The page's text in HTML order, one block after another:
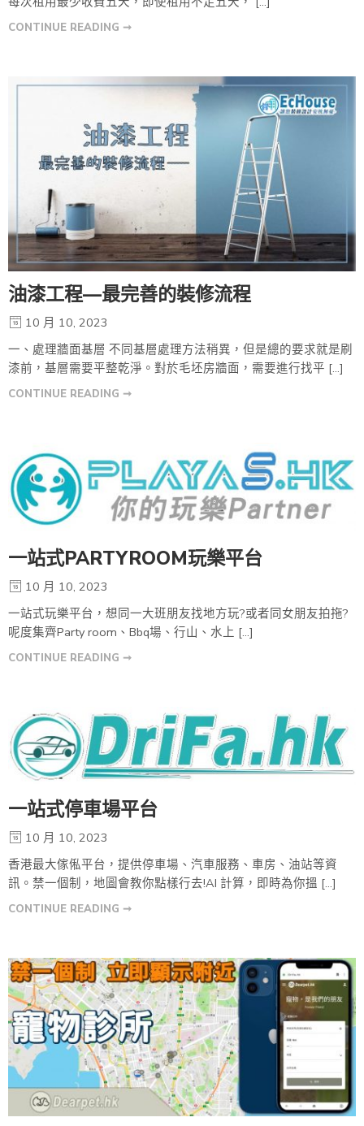
CONTINUE READING ➞
油漆工程—最完善的裝修流程
10 月 10, 2023
一、處理牆面基層 不同基層處理方法稍異，但是總的要求就是刷
漆前，基層需要平整乾淨。對於毛坯房牆面，需要進行找平 […]
CONTINUE READING ➞
一站式PARTYROOM玩樂平台
10 月 10, 2023
一站式玩樂平台，想同一大班朋友找地方玩?或者同女朋友拍拖?
呢度集齊Party room、Bbq場、行山、水上 […]
CONTINUE READING ➞
一站式停車場平台
10 月 10, 2023
香港最大傢俬平台，提供停車場、汽車服務、車房、油站等資
訊。禁一個制，地圖會教你點樣行去!AI 計算，即時為你搵 […]
CONTINUE READING ➞